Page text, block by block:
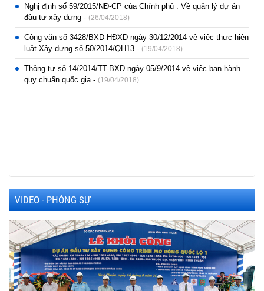
Nghị định số 59/2015/NĐ-CP của Chính phủ : Về quản lý dự án
đầu tư xây dựng - (26/04/2018)
Công văn số 3428/BXD-HĐXD ngày 30/12/2014 về việc thực hiện
luật Xây dựng số 50/2014/QH13 - (19/04/2018)
Thông tư số 14/2014/TT-BXD ngày 05/9/2014 về việc ban hành
quy chuẩn quốc gia - (19/04/2018)
VIDEO - PHÓNG SỰ